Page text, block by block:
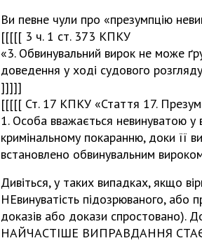
Ви певне чули про «презумпцію
[[[[[ 3 ч. 1 ст. 373 КПКУ
«3. Обвинувальний вирок не може
доведення у ході судового
]]]]]
[[[[[ Ст. 17 КПКУ «Стаття 17.
1. Особа вважається невинуватою у
кримінальному покаранню, доки її
встановлено обвинувальним
Дивіться, у таких випадках, якщо
НЕвинуватість підозрюваного, або
доказів або докази спростовано).
НАЙЧАСТІШЕ ВИПРАВДАННЯ